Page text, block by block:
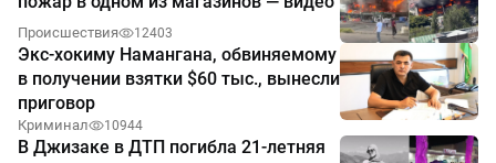
Происшествия 12403
Экс-хокиму Намангана, обвиняемому
в получении взятки $60 тыс., вынесли
приговор
Криминал 10944
В Джизаке в ДТП погибла 21-летняя